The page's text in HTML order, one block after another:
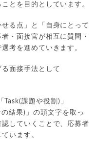
とを目的としています。
る点」と「自身にとって
・面接官が相互に質問・
考を進めていきます。
面接手法として
課題や役割)」
結果)」の頭文字を取っ
していくことで、応募者
います。